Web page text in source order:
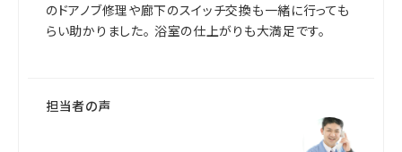
のドアノブ修理や廊下のスイッチ交換も一緒に行っても
らい助かりました。 浴室の仕上がりも大満足です。
担当者の声